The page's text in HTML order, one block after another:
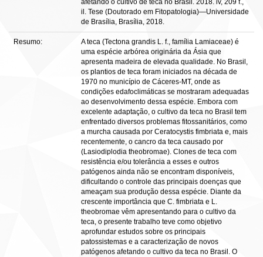
afetando o cultivo de teca no Brasil. 2018. iv, 209 f.,
il. Tese (Doutorado em Fitopatologia)—Universidade
de Brasília, Brasília, 2018.
Resumo:
A teca (Tectona grandis L. f., família Lamiaceae) é
uma espécie arbórea originária da Ásia que
apresenta madeira de elevada qualidade. No Brasil,
os plantios de teca foram iniciados na década de
1970 no município de Cáceres-MT, onde as
condições edafoclimáticas se mostraram adequadas
ao desenvolvimento dessa espécie. Embora com
excelente adaptação, o cultivo da teca no Brasil tem
enfrentado diversos problemas fitossanitários, como
a murcha causada por Ceratocystis fimbriata e, mais
recentemente, o cancro da teca causado por
(Lasiodiplodia theobromae). Clones de teca com
resistência e/ou tolerância a esses e outros
patógenos ainda não se encontram disponíveis,
dificultando o controle das principais doenças que
ameaçam sua produção dessa espécie. Diante da
crescente importância que C. fimbriata e L.
theobromae vêm apresentando para o cultivo da
teca, o presente trabalho teve como objetivo
aprofundar estudos sobre os principais
patossistemas e a caracterização de novos
patógenos afetando o cultivo da teca no Brasil. O